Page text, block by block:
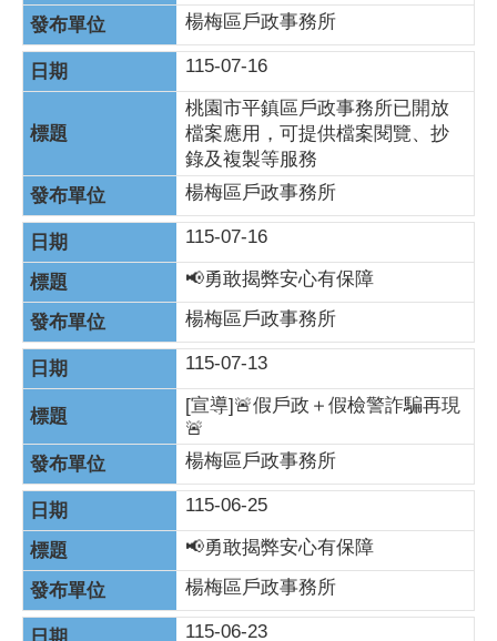
楊梅區戶政事務所
115-07-16
桃園市平鎮區戶政事務所已開放
檔案應用，可提供檔案閱覽、抄
錄及複製等服務
楊梅區戶政事務所
115-07-16
📢勇敢揭弊安心有保障
楊梅區戶政事務所
115-07-13
[宣導]🚨假戶政＋假檢警詐騙再現
🚨
楊梅區戶政事務所
115-06-25
📢勇敢揭弊安心有保障
楊梅區戶政事務所
115-06-23